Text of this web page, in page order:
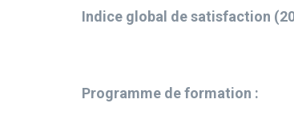
Indice global de satisfaction
Programme de formation :